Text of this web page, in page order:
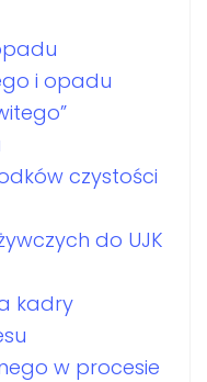
i opadu
czystości
do UJK
kadry
w procesie